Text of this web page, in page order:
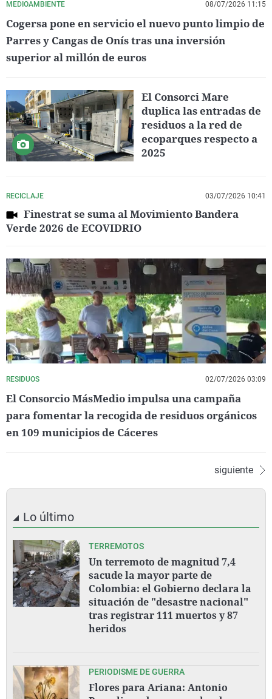
MEDIOAMBIENTE 08/07/2026 11:15
Cogersa pone en servicio el nuevo punto limpio de
Parres y Cangas de Onís tras una inversión
superior al millón de euros
El Consorci Mare
duplica las entradas de
residuos a la red de
ecoparques respecto a
2025
RECICLAJE 03/07/2026 10:41
Finestrat se suma al Movimiento Bandera
Verde 2026 de ECOVIDRIO
RESIDUOS 02/07/2026 03:09
El Consorcio MásMedio impulsa una campaña
para fomentar la recogida de residuos orgánicos
en 109 municipios de Cáceres
siguiente
Lo último
TERREMOTOS
Un terremoto de magnitud 7,4
sacude la mayor parte de
Colombia: el Gobierno declara la
situación de "desastre nacional"
tras registrar 111 muertos y 87
heridos
PERIODISME DE GUERRA
Flores para Ariana: Antonio